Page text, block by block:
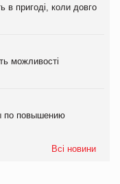
в пригоді, коли довго
можливості
по повышению
Всі новини